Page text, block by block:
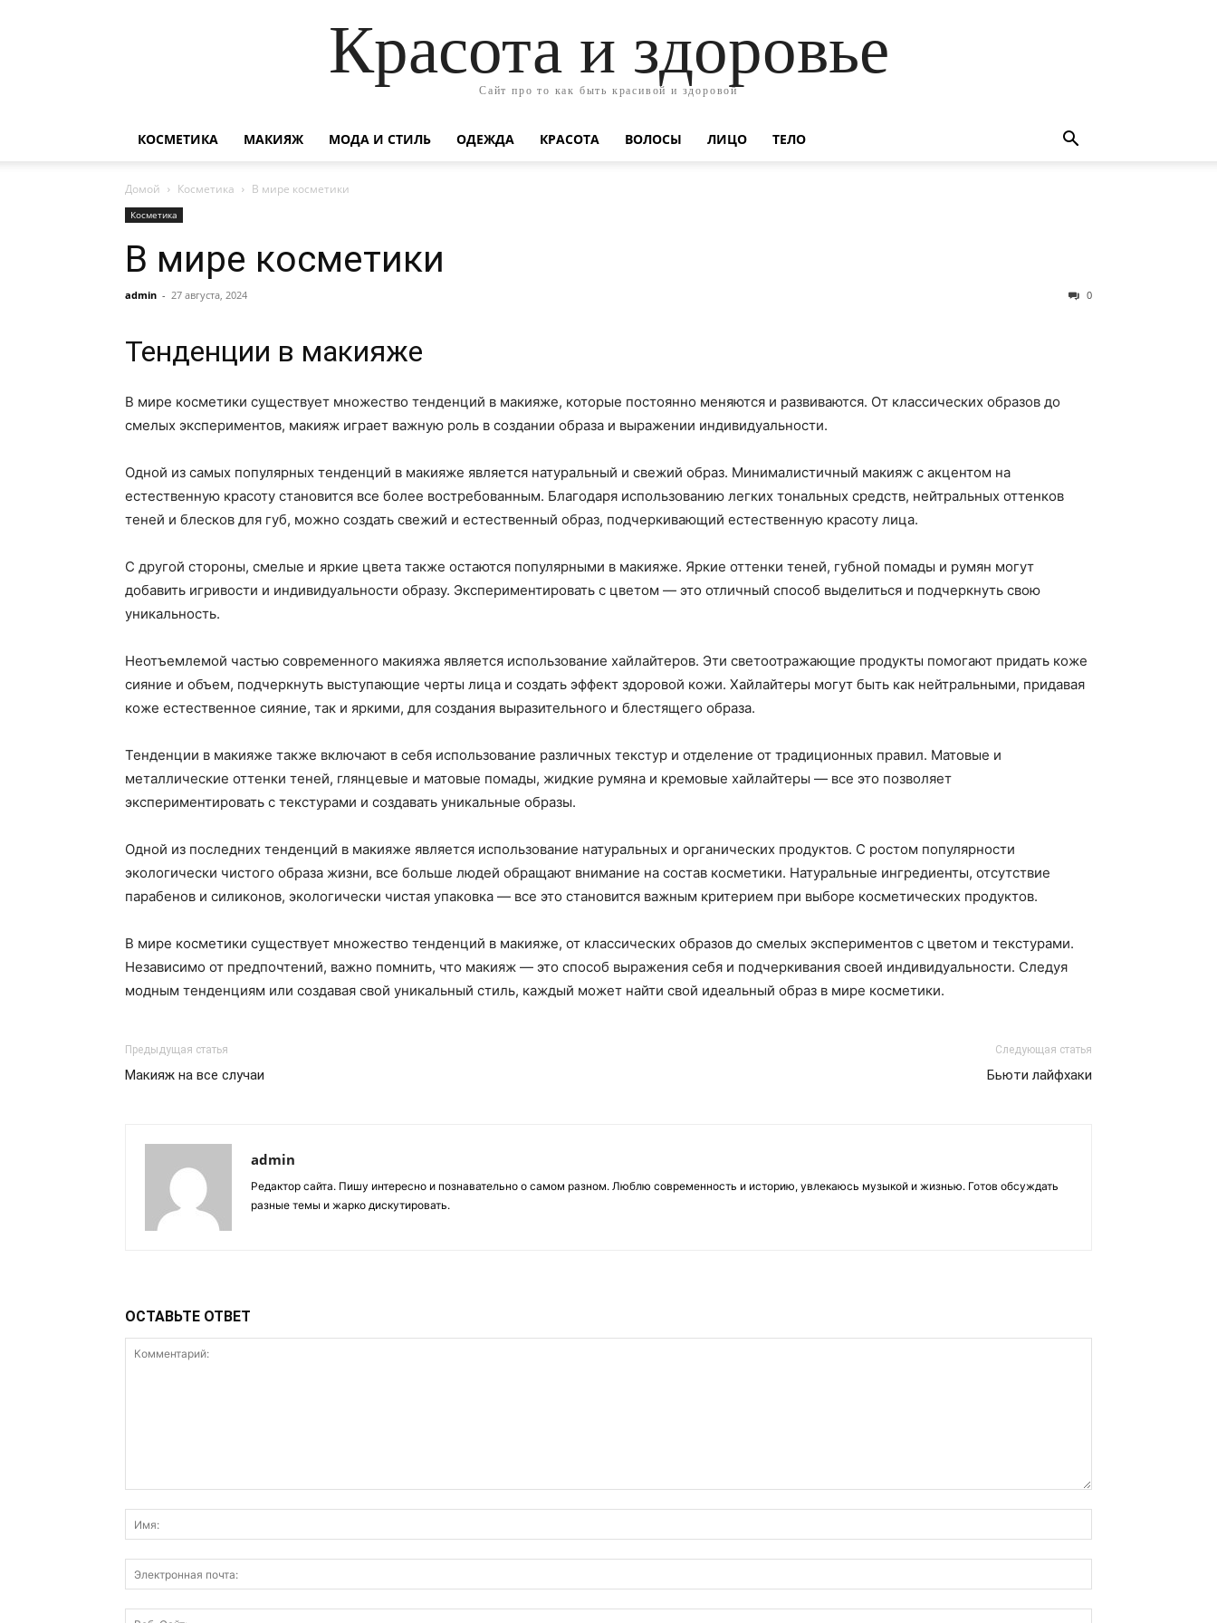
Красота и здоровье
Сайт про то как быть красивой и здоровой
КОСМЕТИКА МАКИЯЖ МОДА И СТИЛЬ ОДЕЖДА КРАСОТА ВОЛОСЫ ЛИЦО ТЕЛО
Домой Косметика В мире косметики
Косметика
В мире косметики
admin - 27 августа, 2024 0
Тенденции в макияже
В мире косметики существует множество тенденций в макияже, которые постоянно меняются и развиваются. От классических образов до
смелых экспериментов, макияж играет важную роль в создании образа и выражении индивидуальности.
Одной из самых популярных тенденций в макияже является натуральный и свежий образ. Минималистичный макияж с акцентом на
естественную красоту становится все более востребованным. Благодаря использованию легких тональных средств, нейтральных оттенков
теней и блесков для губ, можно создать свежий и естественный образ, подчеркивающий естественную красоту лица.
С другой стороны, смелые и яркие цвета также остаются популярными в макияже. Яркие оттенки теней, губной помады и румян могут
добавить игривости и индивидуальности образу. Экспериментировать с цветом — это отличный способ выделиться и подчеркнуть свою
уникальность.
Неотъемлемой частью современного макияжа является использование хайлайтеров. Эти светоотражающие продукты помогают придать коже
сияние и объем, подчеркнуть выступающие черты лица и создать эффект здоровой кожи. Хайлайтеры могут быть как нейтральными, придавая
коже естественное сияние, так и яркими, для создания выразительного и блестящего образа.
Тенденции в макияже также включают в себя использование различных текстур и отделение от традиционных правил. Матовые и
металлические оттенки теней, глянцевые и матовые помады, жидкие румяна и кремовые хайлайтеры — все это позволяет
экспериментировать с текстурами и создавать уникальные образы.
Одной из последних тенденций в макияже является использование натуральных и органических продуктов. С ростом популярности
экологически чистого образа жизни, все больше людей обращают внимание на состав косметики. Натуральные ингредиенты, отсутствие
парабенов и силиконов, экологически чистая упаковка — все это становится важным критерием при выборе косметических продуктов.
В мире косметики существует множество тенденций в макияже, от классических образов до смелых экспериментов с цветом и текстурами.
Независимо от предпочтений, важно помнить, что макияж — это способ выражения себя и подчеркивания своей индивидуальности. Следуя
модным тенденциям или создавая свой уникальный стиль, каждый может найти свой идеальный образ в мире косметики.
Предыдущая статья
Макияж на все случаи
Следующая статья
Бьюти лайфхаки
admin
Редактор сайта. Пишу интересно и познавательно о самом разном. Люблю современность и историю, увлекаюсь музыкой и жизнью. Готов обсуждать
разные темы и жарко дискутировать.
ОСТАВЬТЕ ОТВЕТ